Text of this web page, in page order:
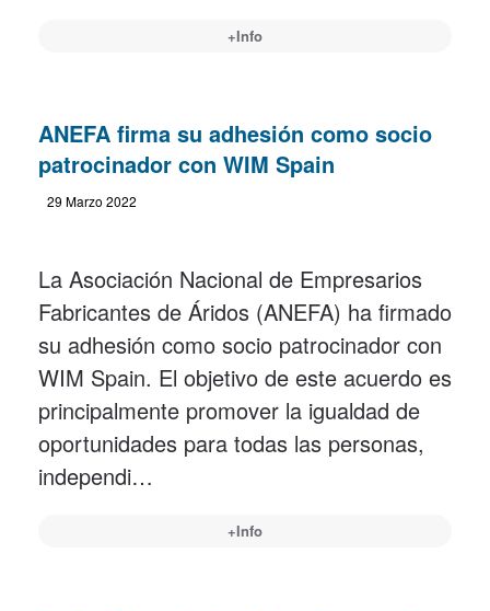
+Info
ANEFA firma su adhesión como socio
patrocinador con WIM Spain
29 Marzo 2022
La Asociación Nacional de Empresarios
Fabricantes de Áridos (ANEFA) ha firmado
su adhesión como socio patrocinador con
WIM Spain. El objetivo de este acuerdo es
principalmente promover la igualdad de
oportunidades para todas las personas,
independi…
+Info